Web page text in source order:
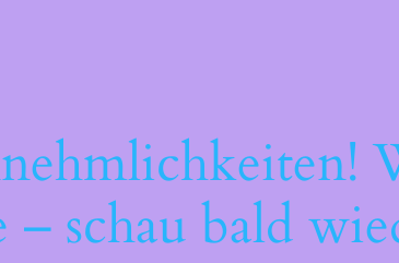
schau bald